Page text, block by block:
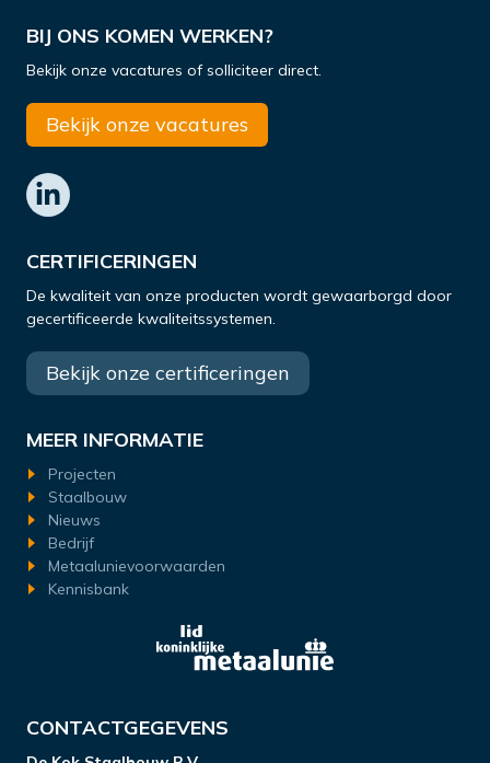
BIJ ONS KOMEN WERKEN?
Bekijk onze vacatures of solliciteer direct.
Bekijk onze vacatures
CERTIFICERINGEN
De kwaliteit van onze producten wordt gewaarborgd door
gecertificeerde kwaliteitssystemen.
Bekijk onze certificeringen
MEER INFORMATIE
Projecten
Staalbouw
Nieuws
Bedrijf
Metaalunievoorwaarden
Kennisbank
CONTACTGEGEVENS